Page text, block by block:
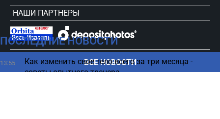
ПОСЛЕДНИЕ НОВОСТИ
13:55
Как изменить свое тело всего за три месяца -
советы опытного тренера
ВСЕ НОВОСТИ
НАШИ ПАРТНЕРЫ
сursorinfo.co.il © Все права защищены